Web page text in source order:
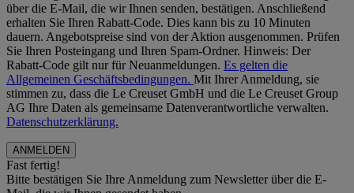
über die E-Mail, die wir Ihnen senden, bestätigen. Anschließend
erhalten Sie Ihren Rabatt-Code. Dies kann bis zu 10 Minuten
dauern. Angebotspreise sind von der Aktion ausgenommen. Prüfen
Sie Ihren Posteingang und Ihren Spam-Ordner. Hinweis: Der
Rabatt-Code gilt nur für Neuanmeldungen. Es gelten die
Allgemeinen Geschäftsbedingungen. Mit Ihrer Anmeldung, sie
stimmen zu, dass die Le Creuset GmbH und die Le Creuset Group
AG Ihre Daten als gemeinsame Datenverantwortliche verwalten.
Datenschutzerklärung.
Fast fertig!
Bitte bestätigen Sie Ihre Anmeldung zum Newsletter über die E-